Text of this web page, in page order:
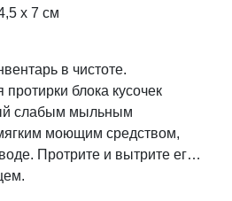
х 7 см
в чистоте.
протирки блока кусочек
слабым мыльным
моющим средством,
Протрите и вытрите его